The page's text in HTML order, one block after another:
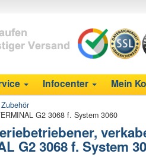
Infocenter Mein
Zubehör
G2 3068 f. System 3060
G2 3068 f. System